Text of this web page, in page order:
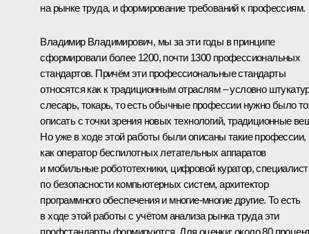
на рынке труда, и формирование требований к профессиям.
Владимир Владимирович, мы за эти годы в принципе
сформировали более 1200, почти 1300 профессиональных
стандартов. Причём эти профессиональные стандарты
относятся как к традиционным отраслям – условно
слесарь, токарь, то есть обычные профессии нужно было
описать с точки зрения новых технологий, традиционные
Но уже в ходе этой работы были описаны такие профессии,
как оператор беспилотных летательных аппаратов
и мобильные робототехники, цифровой куратор, специалист
по безопасности компьютерных систем, архитектор
программного обеспечения и многие‑многие другие. То есть
в ходе этой работы с учётом анализа рынка труда эти
профстандарты формируются. Для оценки: около 80